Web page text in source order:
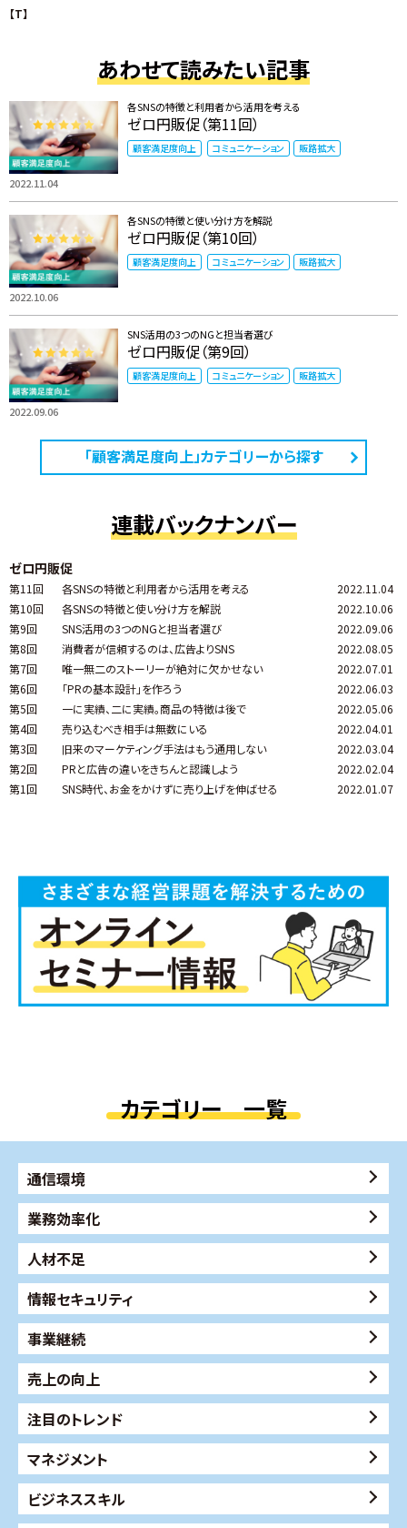
【T】
あわせて読みたい記事
2022.11.04
各SNSの特徴と利用者から活用を考える
ゼロ円販促（第11回）
顧客満足度向上 コミュニケーション 販路拡大
2022.10.06
各SNSの特徴と使い分け方を解説
ゼロ円販促（第10回）
顧客満足度向上 コミュニケーション 販路拡大
2022.09.06
SNS活用の3つのNGと担当者選び
ゼロ円販促（第9回）
顧客満足度向上 コミュニケーション 販路拡大
「顧客満足度向上」カテゴリーから探す
連載バックナンバー
ゼロ円販促
第11回 各SNSの特徴と利用者から活用を考える
2022.11.04
第10回
各SNSの特徴と使い分け方を解説
2022.10.06
第9回
SNS活用の3つのNGと担当者選び
2022.09.06
第8回
消費者が信頼するのは、広告よりSNS
2022.08.05
第7回
唯一無二のストーリーが絶対に欠かせない
2022.07.01
第6回
「PRの基本設計」を作ろう
2022.06.03
第5回
一に実績、二に実績。商品の特徴は後で
2022.05.06
第4回
売り込むべき相手は無数にいる
2022.04.01
第3回
旧来のマーケティング手法はもう通用しない
2022.03.04
第2回
PRと広告の違いをきちんと認識しよう
2022.02.04
第1回
SNS時代、お金をかけずに売り上げを伸ばせる 2022.01.07
カテゴリー 一覧
通信環境
業務効率化
人材不足
情報セキュリティ
事業継続
売上の向上
注目のトレンド
マネジメント
ビジネススキル